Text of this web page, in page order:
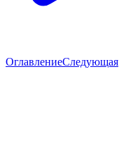
ОглавлениеСледующая